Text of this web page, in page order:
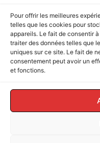
Pour offrir les meilleures
telles que les cookies pour
appareils. Le fait de consentir
traiter des données telles que
uniques sur ce site. Le fait de
consentement peut avoir un
et fonctions.
Rue Buirette /// Rue Chanzy ///
Rue de l'Etape /// Rue de Mars ///
Rue de Vesle /// Rue
École ///